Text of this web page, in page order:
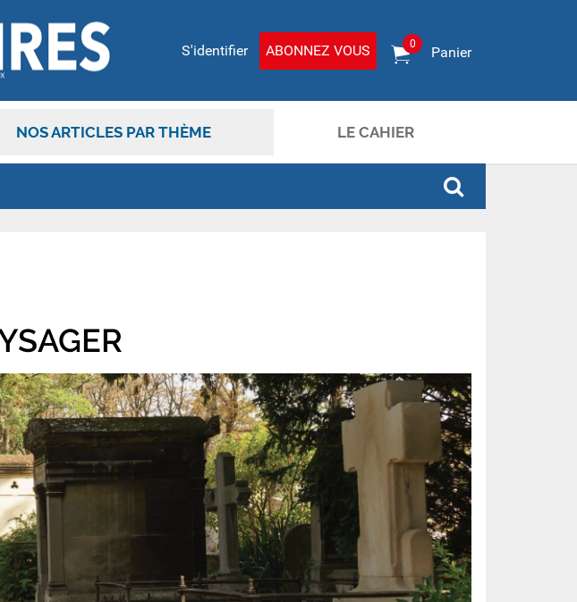
S'identifier ABONNEZ VOUS Panier
0
NOS ARTICLES PAR THÈME LE CAHIER